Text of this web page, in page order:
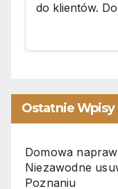
do klientów.
Ostatnie Wpisy
Domowa
Niezawodne
Poznaniu